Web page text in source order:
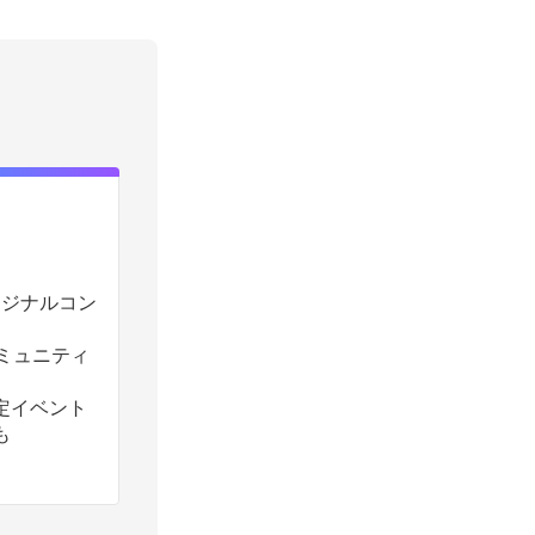
ナルコン
ュニティ
イベント